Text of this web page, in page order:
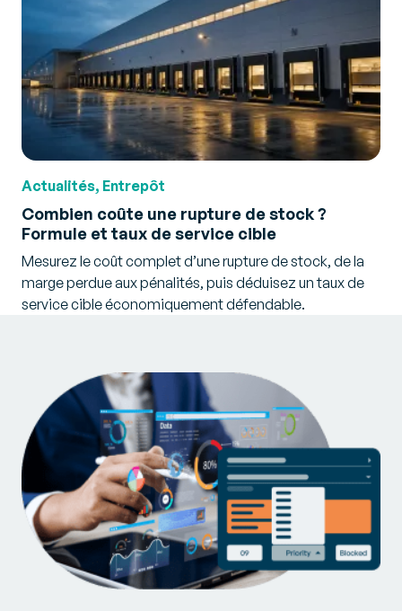
Actualités, Entrepôt
Combien coûte une rupture de stock ?
Formule et taux de service cible
Mesurez le coût complet d’une rupture de stock, de la
marge perdue aux pénalités, puis déduisez un taux de
service cible économiquement défendable.